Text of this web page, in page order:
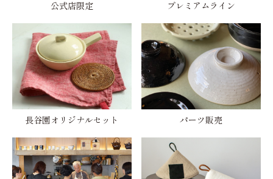
公式店限定 プレミアムライン
長谷園オリジナルセット パーツ販売